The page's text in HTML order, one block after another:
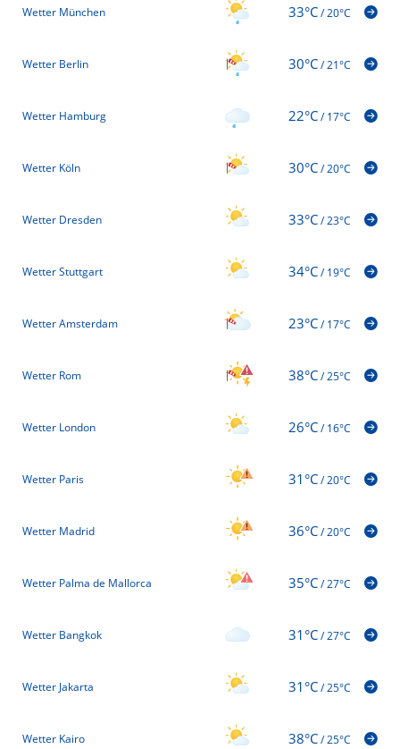
Wetter München 33°C/20°C
Wetter Berlin 30°C/21°C
Wetter Hamburg 22°C/17°C
Wetter Köln 30°C/20°C
Wetter Dresden 33°C/23°C
Wetter Stuttgart 34°C/19°C
Wetter Amsterdam 23°C/17°C
Wetter Rom 38°C/25°C
Wetter London 26°C/16°C
Wetter Paris 31°C/20°C
Wetter Madrid 36°C/20°C
Wetter Palma de Mallorca 35°C/27°C
Wetter Bangkok 31°C/27°C
Wetter Jakarta 31°C/25°C
Wetter Kairo 38°C/25°C